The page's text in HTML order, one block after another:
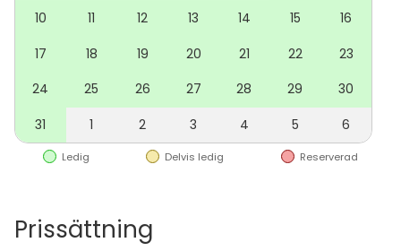
Ota yhteyttä, tule tutustumaan ja varaa tila omaan
tapahtumaasi!
10
11 12 13 14 15
16
17
18 19 20 21 22
23
24
25 26 27 28 29
30
31
1 2 3 4 5 6
Ledig Delvis ledig Reserverad
Prissättning